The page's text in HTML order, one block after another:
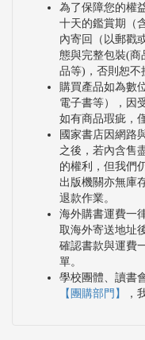
為了保障您的權
十天的鑑賞期（
內寄回（以郵戳
態與完整包裝(商
品等)，否則恕不
購買產品如為數
電子書等），因
如有商品瑕疵，
國家書店因網路
之後，若內含售
的權利，但我們
出版機關亦無庫
退款作業。
海外購書運費一
取海外寄送地址
確認書款與運費
單。
學校團體、讀書
【團購部門】
，